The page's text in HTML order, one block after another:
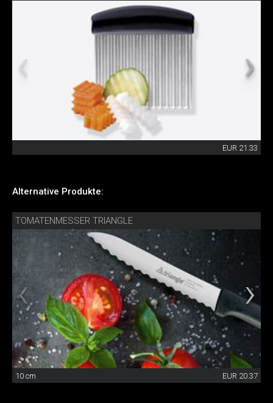
EUR 21.33
Alternative Produkte:
TOMATENMESSER TRIANGLE
10 cm EUR 20.37